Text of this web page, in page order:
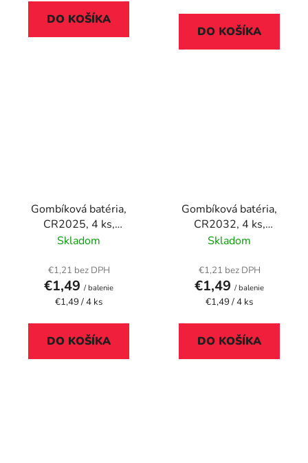
DO KOŠÍKA
DO KOŠÍKA
Gombíková batéria,
CR2025, 4 ks,
VERBATIM "Premium"
Skladom
€1,21 bez DPH
€1,49 / balenie
Jednotková
€1,49 / 4 ks
DO KOŠÍKA
Gombíková batéria,
CR2032, 4 ks,
VERBATIM "Premium"
Skladom
€1,21 bez DPH
€1,49 / balenie
Jednotková
€1,49 / 4 ks
DO KOŠÍKA